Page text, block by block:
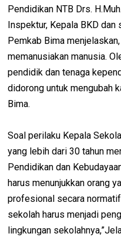
Pendidikan NTB Drs.
Inspektur, Kepala BKD
Pemkab Bima
memanusiakan manusia.
pendidik dan tenaga
didorong untuk mengubah
Bima.
Soal perilaku Kepala
yang lebih dari 30 tahun
Pendidikan dan
harus menunjukkan orang
profesional secara
sekolah harus menjadi
lingkungan